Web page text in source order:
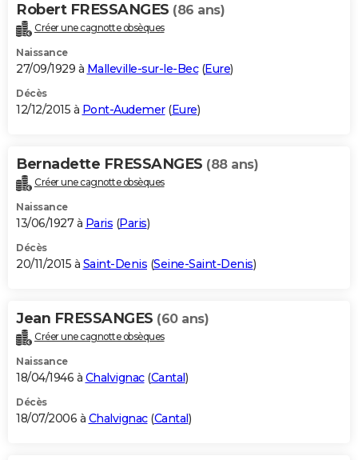
Robert FRESSANGES (86 ans)
Créer une cagnotte obsèques
Naissance
27/09/1929 à Malleville-sur-le-Bec(Eure)
Décès
12/12/2015 à Pont-Audemer(Eure)
Bernadette FRESSANGES (88 ans)
Créer une cagnotte obsèques
Naissance
13/06/1927 à Paris (Paris)
Décès
20/11/2015 à Saint-Denis (Seine-Saint-Denis)
Jean FRESSANGES (60 ans)
Créer une cagnotte obsèques
Naissance
18/04/1946 à Chalvignac(Cantal)
Décès
18/07/2006 à Chalvignac(Cantal)